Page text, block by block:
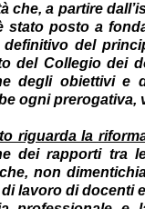
che, a partire
stato posto a
del
del Collegio dei
degli obiettivi e
ogni prerogativa,
riguarda la
dei rapporti tra
non
lavoro di docenti